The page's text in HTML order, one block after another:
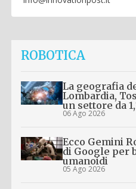
ROBOTICA
La geografia
Lombardia,
un settore da
06 Ago 2026
Ecco Gemini
di Google per
umanoidi
05 Ago 2026